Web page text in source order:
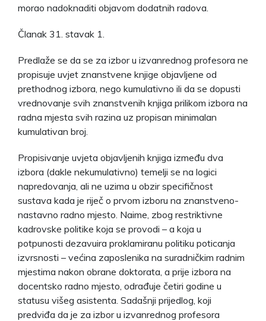
morao nadoknaditi objavom dodatnih radova.
Članak 31. stavak 1.
Predlaže se da se za izbor u izvanrednog profesora ne
propisuje uvjet znanstvene knjige objavljene od
prethodnog izbora, nego kumulativno ili da se dopusti
vrednovanje svih znanstvenih knjiga prilikom izbora na
radna mjesta svih razina uz propisan minimalan
kumulativan broj.
Propisivanje uvjeta objavljenih knjiga između dva
izbora (dakle nekumulativno) temelji se na logici
napredovanja, ali ne uzima u obzir specifičnost
sustava kada je riječ o prvom izboru na znanstveno-
nastavno radno mjesto. Naime, zbog restriktivne
kadrovske politike koja se provodi – a koja u
potpunosti dezavuira proklamiranu politiku poticanja
izvrsnosti – većina zaposlenika na suradničkim radnim
mjestima nakon obrane doktorata, a prije izbora na
docentsko radno mjesto, odrađuje četiri godine u
statusu višeg asistenta. Sadašnji prijedlog, koji
predviđa da je za izbor u izvanrednog profesora